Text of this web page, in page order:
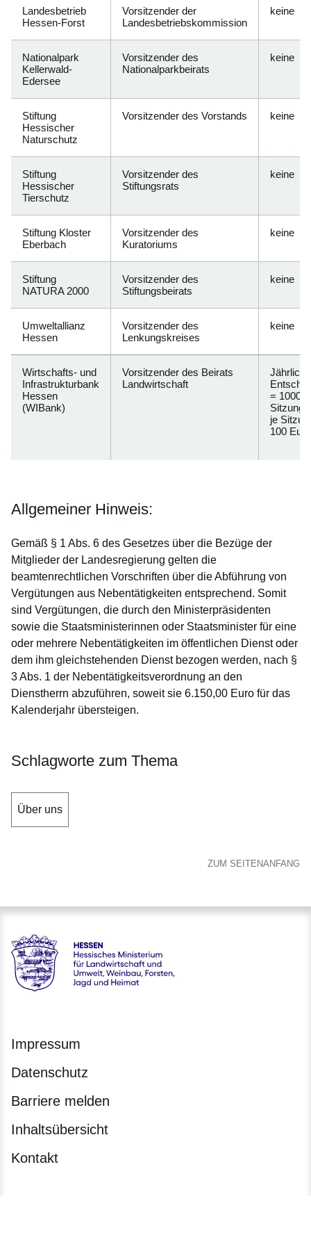
Landesbetrieb
Hessen-Forst
Vorsitzender der
Landesbetriebskommission
keine
Nationalpark
Kellerwald-
Edersee
Vorsitzender des
Nationalparkbeirats
keine
Stiftung
Hessischer
Naturschutz
Vorsitzender des Vorstands keine
Stiftung
Hessischer
Tierschutz
Vorsitzender des
Stiftungsrats
keine
Stiftung Kloster
Eberbach
Vorsitzender des
Kuratoriums
keine
Stiftung
NATURA 2000
Vorsitzender des
Stiftungsbeirats
keine
Umweltallianz
Hessen
Vorsitzender des
Lenkungskreises
keine
Wirtschafts- und
Infrastrukturbank
Hessen
(WIBank)
Vorsitzender des Beirats
Landwirtschaft
Jährliche
= 1000
je
100 Euro
Allgemeiner Hinweis:
Gemäß § 1 Abs. 6 des Gesetzes über die Bezüge der
Mitglieder der Landesregierung gelten die
beamtenrechtlichen Vorschriften über die Abführung von
Vergütungen aus Nebentätigkeiten entsprechend. Somit
sind Vergütungen, die durch den Ministerpräsidenten
sowie die Staatsministerinnen oder Staatsminister für eine
oder mehrere Nebentätigkeiten im öffentlichen Dienst oder
dem ihm gleichstehenden Dienst bezogen werden, nach §
3 Abs. 1 der Nebentätigkeitsverordnung an den
Dienstherrn abzuführen, soweit sie 6.150,00 Euro für das
Kalenderjahr übersteigen.
Schlagworte zum Thema
Über uns
ZUM SEITENANFANG
Hessen - Hessisches Ministerium für Landwirtschaft und
Impressum
Datenschutz
Barriere melden
Inhaltsübersicht
Kontakt